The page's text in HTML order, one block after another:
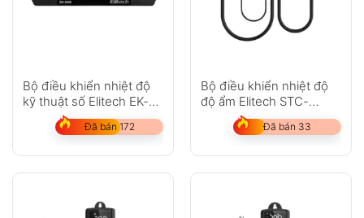
Bộ điều khiển nhiệt độ
kỹ thuật số Elitech EK-
Đã bán 172
Bộ điều khiển nhiệt độ
độ ẩm Elitech STC-
1000Pro-TH
Đã bán 33